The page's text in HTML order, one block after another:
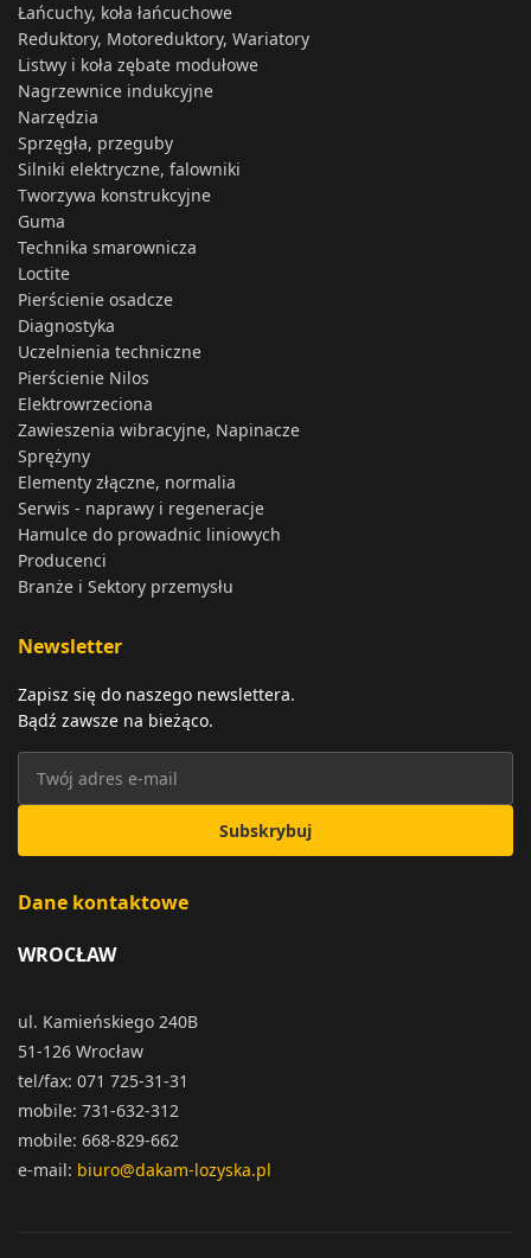
Łańcuchy, koła łańcuchowe
Reduktory, Motoreduktory, Wariatory
Listwy i koła zębate modułowe
Nagrzewnice indukcyjne
Narzędzia
Sprzęgła, przeguby
Silniki elektryczne, falowniki
Tworzywa konstrukcyjne
Guma
Technika smarownicza
Loctite
Pierścienie osadcze
Diagnostyka
Uczelnienia techniczne
Pierścienie Nilos
Elektrowrzeciona
Zawieszenia wibracyjne, Napinacze
Sprężyny
Elementy złączne, normalia
Serwis - naprawy i regeneracje
Hamulce do prowadnic liniowych
Producenci
Branże i Sektory przemysłu
Newsletter
Zapisz się do naszego newslettera.
Bądź zawsze na bieżąco.
Subskrybuj
Dane kontaktowe
WROCŁAW
ul. Kamieńskiego 240B
51-126 Wrocław
tel/fax: 071 725-31-31
mobile: 731-632-312
mobile: 668-829-662
e-mail: biuro@dakam-lozyska.pl